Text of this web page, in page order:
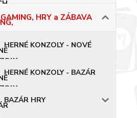
GAMING, HRY a ZÁBAVA
HERNÉ KONZOLY - NOVÉ
HERNÉ KONZOLY - BAZÁR
BAZÁR HRY